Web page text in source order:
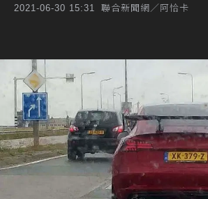
2021-06-30 15:31 聯合新聞網／阿恰卡